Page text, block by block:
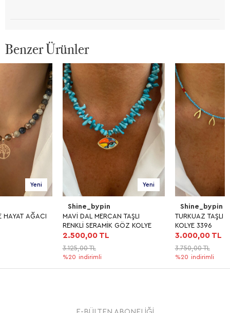
Benzer Ürünler
MAVİ DAL MERCAN TAŞLI
RENKLİ SERAMİK GÖZ KOLYE
TURKUAZ TAŞLI TASARIM
KOLYE 3396